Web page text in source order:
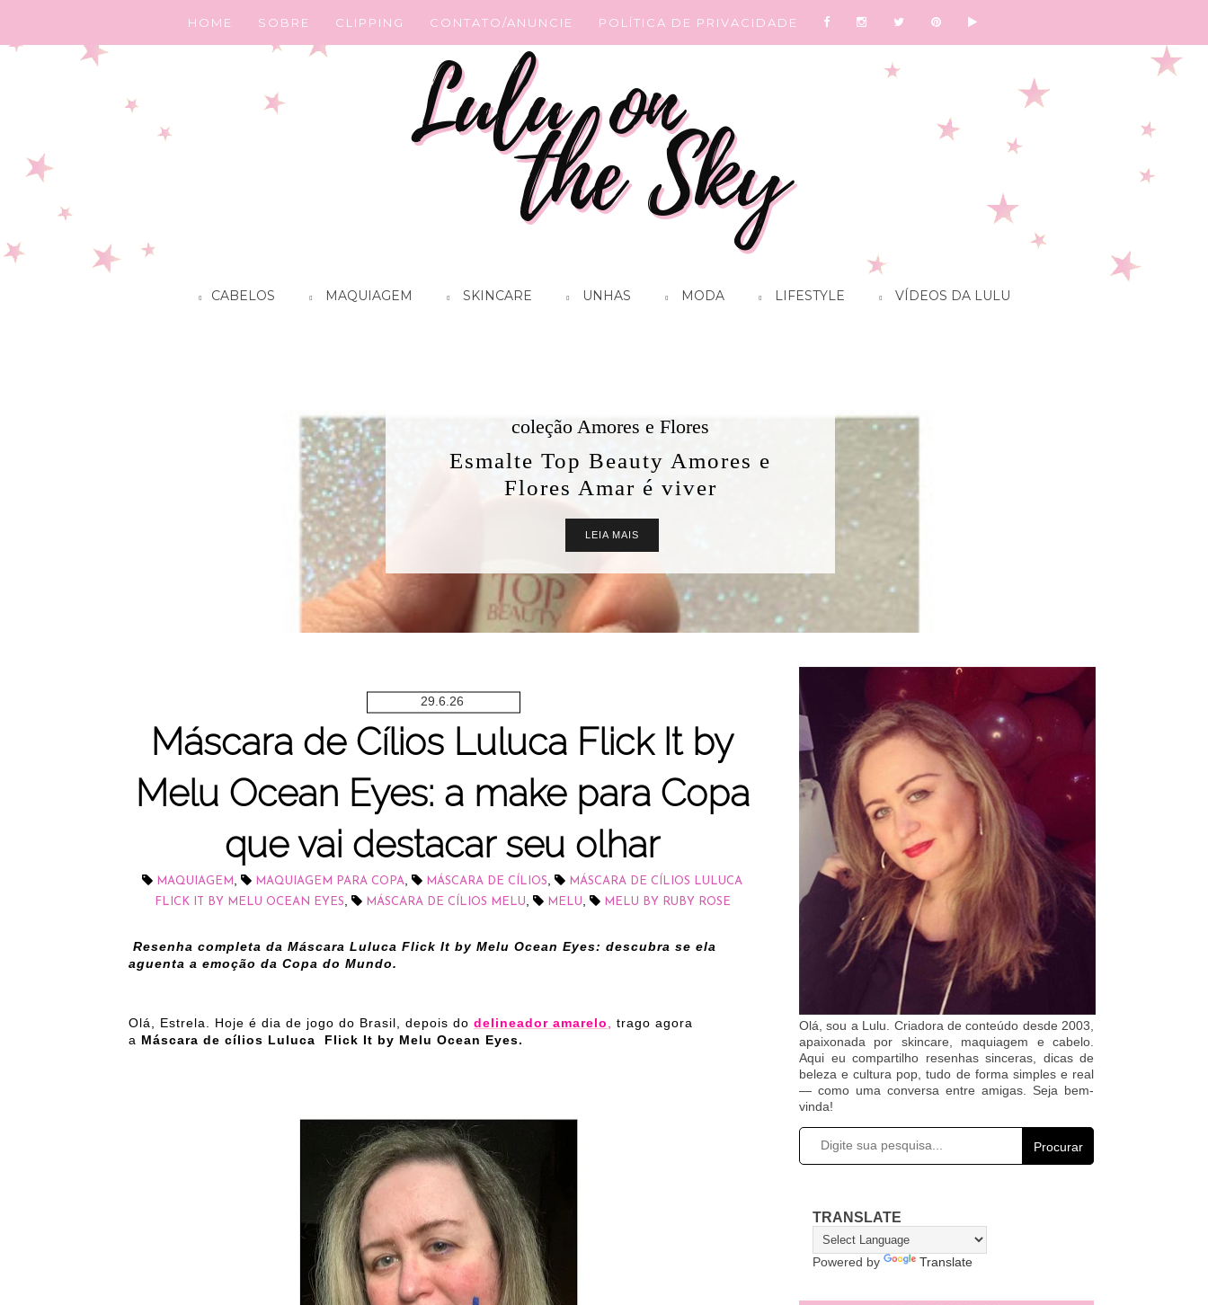
HOME SOBRE CLIPPING CONTATO/ANUNCIE POLÍTICA DE PRIVACIDADE
CABELOS MAQUIAGEM SKINCARE UNHAS MODA LIFESTYLE VÍDEOS DA LULU
coleção Amores e Flores
Esmalte Top Beauty Amores e
Flores Amar é viver
LEIA MAIS
29.6.26
Máscara de Cílios Luluca Flick It by
Melu Ocean Eyes: a make para Copa
que vai destacar seu olhar
MAQUIAGEM MAQUIAGEM PARA COPA MÁSCARA DE CÍLIOS
MÁSCARA DE CÍLIOS LULUCA
FLICK IT BY MELU OCEAN EYES
MÁSCARA DE CÍLIOS MELU MELU MELU BY RUBY ROSE
Resenha completa da Máscara Luluca Flick It by Melu Ocean Eyes: descubra se ela
aguenta a emoção da Copa do Mundo.
Olá, Estrela. Hoje é dia de jogo do Brasil, depois do delineador amarelo
trago agora
a Máscara de cílios Luluca Flick It by Melu Ocean Eyes.
Olá, sou a Lulu. Criadora de conteúdo desde 2003,
apaixonada por skincare, maquiagem e cabelo.
Aqui eu compartilho resenhas sinceras, dicas de
beleza e cultura pop, tudo de forma simples e real
— como uma conversa entre amigas. Seja bem-
vinda!
Procurar
TRANSLATE
Powered by Translate